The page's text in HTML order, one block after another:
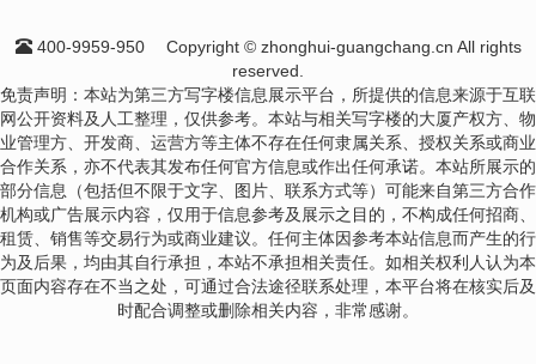
400-9959-950
Copyright © zhonghui-guangchang.cn All rights
reserved.
免责声明：本站为第三方写字楼信息展示平台，所提供的信息来源于互联
网公开资料及人工整理，仅供参考。本站与相关写字楼的大厦产权方、物
业管理方、开发商、运营方等主体不存在任何隶属关系、授权关系或商业
合作关系，亦不代表其发布任何官方信息或作出任何承诺。本站所展示的
部分信息（包括但不限于文字、图片、联系方式等）可能来自第三方合作
机构或广告展示内容，仅用于信息参考及展示之目的，不构成任何招商、
租赁、销售等交易行为或商业建议。任何主体因参考本站信息而产生的行
为及后果，均由其自行承担，本站不承担相关责任。如相关权利人认为本
页面内容存在不当之处，可通过合法途径联系处理，本平台将在核实后及
时配合调整或删除相关内容，非常感谢。